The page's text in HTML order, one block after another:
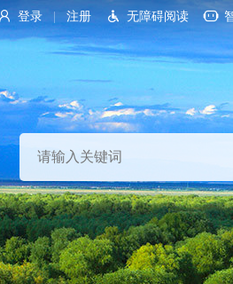
登录 注册 无障碍阅读